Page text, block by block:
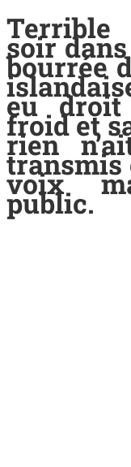
soir
bourrée
eu
froid et
rien
transmis
voix
public.